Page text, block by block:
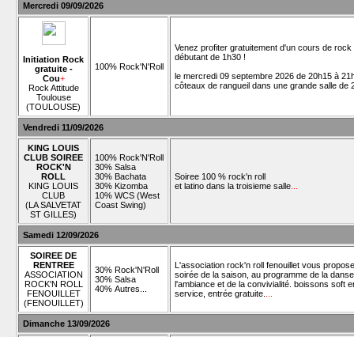
Mercredi 09/09/2026
Initiation Rock
gratuite -
Cou+
Rock Attitude
Toulouse
(TOULOUSE)
100% Rock'N'Roll
Venez profiter gratuitement d'un cours de rock
débutant de 1h30 !
le mercredi 09 septembre 2026 de 20h15 à
côteaux de rangueil dans une grande salle de
Vendredi 11/09/2026
KING LOUIS
CLUB SOIREE
ROCK'N
ROLL
KING LOUIS
CLUB
(LA SALVETAT
ST GILLES)
100% Rock'N'Roll
30% Salsa
30% Bachata
30% Kizomba
10% WCS (West
Coast Swing)
Soiree 100 % rock'n roll
et latino dans la troisieme salle
Samedi 12/09/2026
SOIREE DE
RENTREE
ASSOCIATION
ROCK'N ROLL
FENOUILLET
(FENOUILLET)
30% Rock'N'Roll
30% Salsa
40% Autres...
L'association rock'n roll fenouillet vous
soirée de la saison, au programme de la
l'ambiance et de la convivialité. boissons soft
service, entrée gratuite.
Dimanche 13/09/2026